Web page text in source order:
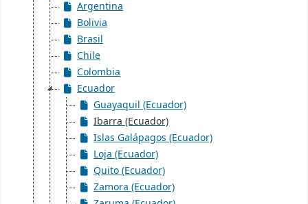
Argentina
Bolivia
Brasil
Chile
Colombia
Ecuador
Guayaquil (Ecuador)
Ibarra (Ecuador)
Islas Galápagos (Ecuador)
Loja (Ecuador)
Quito (Ecuador)
Zamora (Ecuador)